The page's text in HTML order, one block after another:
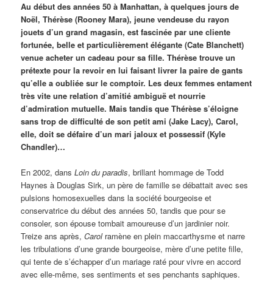
Au début des années 50 à Manhattan, à quelques jours de
Noël, Thérèse (Rooney Mara), jeune vendeuse du rayon
jouets d’un grand magasin, est fascinée par une cliente
fortunée, belle et particulièrement élégante (Cate Blanchett)
venue acheter un cadeau pour sa fille. Thérèse trouve un
prétexte pour la revoir en lui faisant livrer la paire de gants
qu’elle a oubliée sur le comptoir. Les deux femmes entament
très vite une relation d’amitié ambiguë et nourrie
d’admiration mutuelle. Mais tandis que Thérèse s’éloigne
sans trop de difficulté de son petit ami (Jake Lacy), Carol,
elle, doit se défaire d’un mari jaloux et possessif (Kyle
Chandler)…
En 2002, dansLoin du paradis, brillant hommage de Todd
Haynes à Douglas Sirk, un père de famille se débattait avec ses
pulsions homosexuelles dans la société bourgeoise et
conservatrice du début des années 50, tandis que pour se
consoler, son épouse tombait amoureuse d’un jardinier noir.
Treize ans après,Carol ramène en plein maccarthysme et narre
les tribulations d’une grande bourgeoise, mère d’une petite fille,
qui tente de s’échapper d’un mariage raté pour vivre en accord
avec elle-même, ses sentiments et ses penchants saphiques.